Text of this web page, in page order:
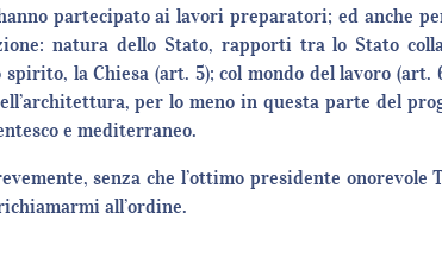
partecipato ai lavori preparatori; ed anche
natura dello Stato, rapporti tra lo Stato
la Chiesa (art. 5); col mondo del lavoro (art.
per lo meno in questa parte del
e mediterraneo.
senza che l’ottimo presidente onorevole
all’ordine.